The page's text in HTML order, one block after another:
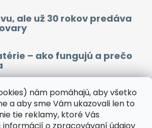
nám pomáhajú, aby všetko
a aby sme Vám ukazovali len to
tie reklamy, ktoré Vás
ale už 30 rokov predáva
– ako fungujú a prečo
platby